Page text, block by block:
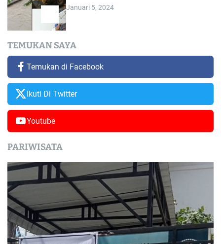
Januari 5, 2024
TEMUKAN SAYA
Temukan di Facebook
Ikuti Di Twitter
Youtube
PARIWISATA